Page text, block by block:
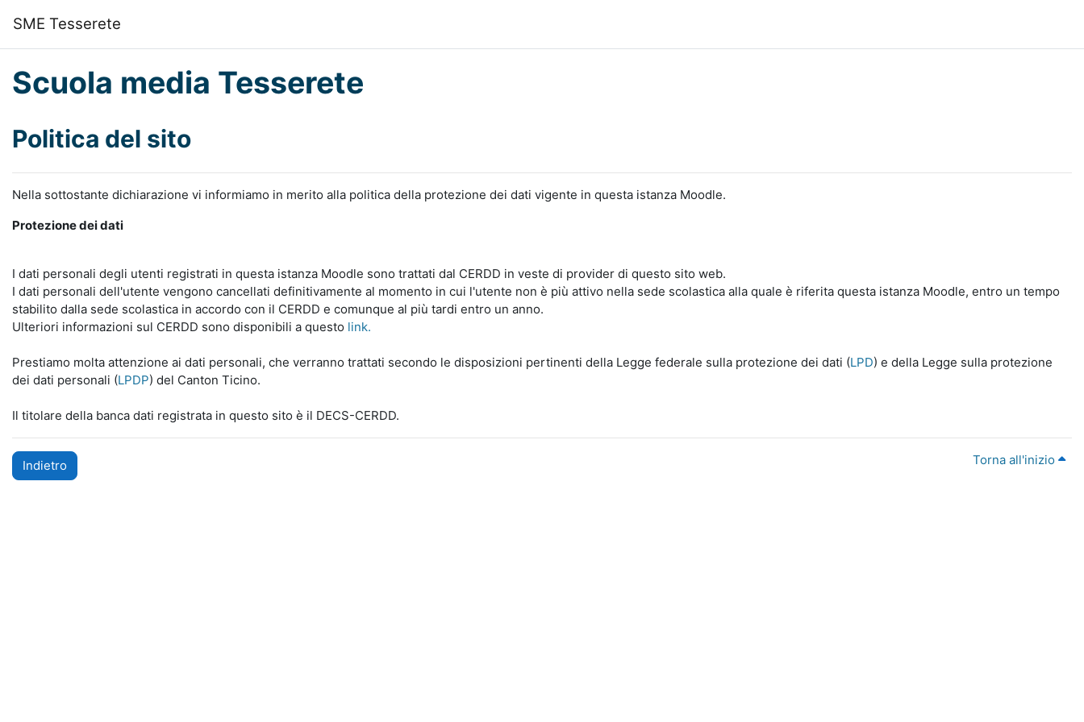
SME Tesserete
Scuola media Tesserete
Politica del sito
Nella sottostante dichiarazione vi informiamo in merito alla politica della protezione dei dati vigente in questa istanza Moodle.
Protezione dei dati
I dati personali degli utenti registrati in questa istanza Moodle sono trattati dal CERDD in veste di provider di questo sito web.
I dati personali dell'utente vengono cancellati definitivamente al momento in cui l'utente non è più attivo nella sede scolastica alla quale è riferita questa istanza Moodle, entro un tempo
stabilito dalla sede scolastica in accordo con il CERDD e comunque al più tardi entro un anno.
Ulteriori informazioni sul CERDD sono disponibili a questo link.
Prestiamo molta attenzione ai dati personali, che verranno trattati secondo le disposizioni pertinenti della Legge federale sulla protezione dei dati (LPD) e della Legge sulla protezione
dei dati personali (LPDP) del Canton Ticino.
Il titolare della banca dati registrata in questo sito è il DECS-CERDD.
Indietro Torna all'inizio